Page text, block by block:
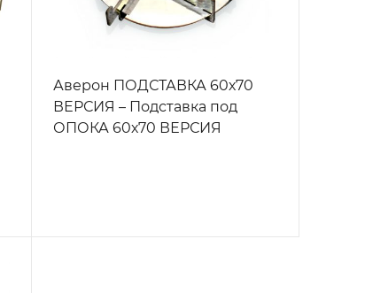
Аверон ПОДСТАВКА 60х70
ВЕРСИЯ – Подставка под
ОПОКА 60х70 ВЕРСИЯ